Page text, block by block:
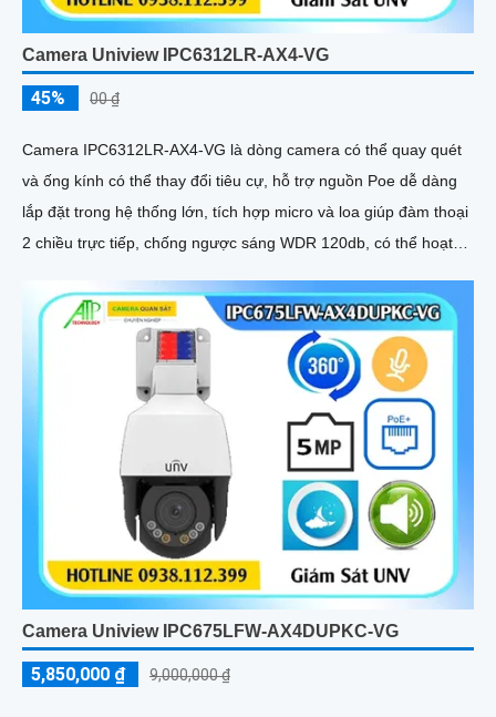
Camera Uniview IPC6312LR-AX4-VG
45% 00 ₫
Camera IPC6312LR-AX4-VG là dòng camera có thể quay quét
và ống kính có thể thay đổi tiêu cự, hỗ trợ nguồn Poe dễ dàng
lắp đặt trong hệ thống lớn, tích hợp micro và loa giúp đàm thoại
2 chiều trực tiếp, chống ngược sáng WDR 120db, có thể hoạt
Camera Uniview IPC675LFW-AX4DUPKC-VG
5,850,000 ₫ 9,000,000 ₫